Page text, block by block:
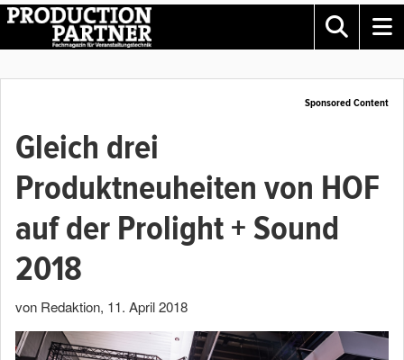
Sponsored Content
Gleich drei
Produktneuheiten von HOF
auf der Prolight + Sound
2018
von Redaktion, 11. April 2018